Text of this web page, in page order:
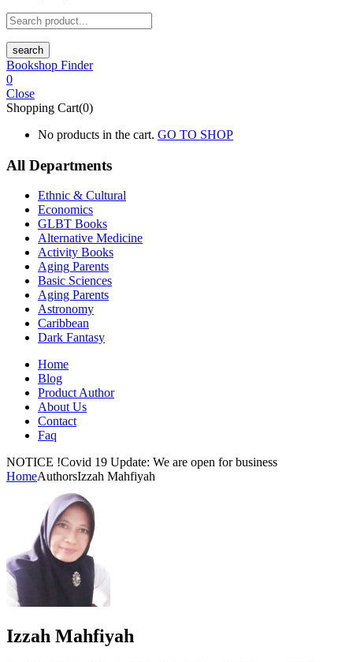
search
Bookshop Finder
0
Close
Shopping Cart(0)
No products in the cart. GO TO SHOP
All Departments
Ethnic & Cultural
Economics
GLBT Books
Alternative Medicine
Activity Books
Aging Parents
Basic Sciences
Aging Parents
Astronomy
Caribbean
Dark Fantasy
Home
Blog
Product Author
About Us
Contact
Faq
NOTICE !Covid 19 Update: We are open for business
HomeAuthorsIzzah Mahfiyah
Izzah Mahfiyah